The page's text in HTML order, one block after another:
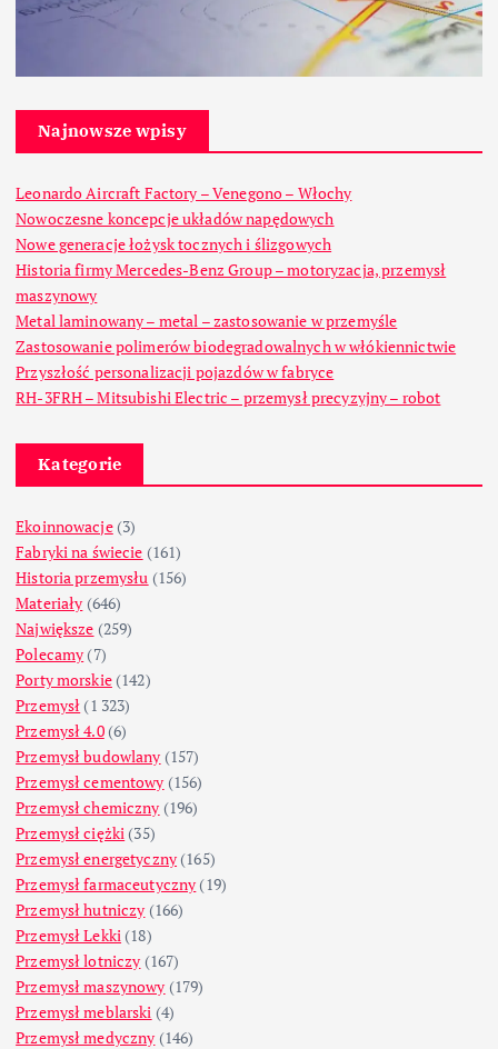
Najnowsze wpisy
Leonardo Aircraft Factory – Venegono – Włochy
Nowoczesne koncepcje układów napędowych
Nowe generacje łożysk tocznych i ślizgowych
Historia firmy Mercedes-Benz Group – motoryzacja, przemysł
maszynowy
Metal laminowany – metal – zastosowanie w przemyśle
Zastosowanie polimerów biodegradowalnych w włókiennictwie
Przyszłość personalizacji pojazdów w fabryce
RH-3FRH – Mitsubishi Electric – przemysł precyzyjny – robot
Kategorie
Ekoinnowacje(3)
Fabryki na świecie (161)
Historia przemysłu (156)
Materiały (646)
Największe (259)
Polecamy (7)
Porty morskie(142)
Przemysł (1 323)
Przemysł 4.0(6)
Przemysł budowlany (157)
Przemysł cementowy (156)
Przemysł chemiczny (196)
Przemysł ciężki (35)
Przemysł energetyczny (165)
Przemysł farmaceutyczny (19)
Przemysł hutniczy (166)
Przemysł Lekki (18)
Przemysł lotniczy (167)
Przemysł maszynowy (179)
Przemysł meblarski (4)
Przemysł medyczny (146)